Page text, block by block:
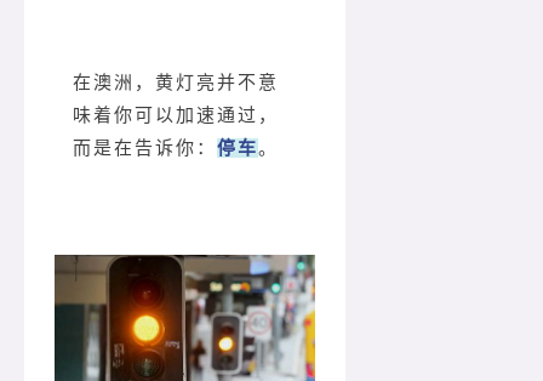
在澳洲，黄灯亮并不意
味着你可以加速通过，
而是在告诉你： 停车。